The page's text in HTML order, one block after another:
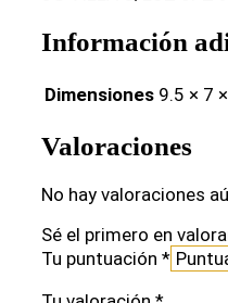
Información
Dimensiones 9.5 × 7
Valoraciones
No hay valoraciones
Sé el primero en
Tu puntuación *